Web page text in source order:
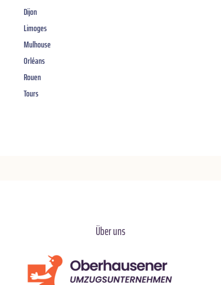
Dijon
Limoges
Mulhouse
Orléans
Rouen
Tours
Über uns